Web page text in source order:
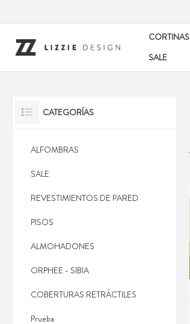
CORTINAS
SALE
CATEGORÍAS
ALFOMBRAS
SALE
REVESTIMIENTOS DE PARED
PISOS
ALMOHADONES
ORPHEE - SIBIA
COBERTURAS RETRÁCTILES
Prueba